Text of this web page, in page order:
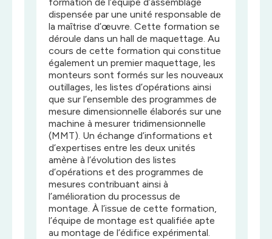
dispensée par une unité responsable de
la maîtrise d’œuvre. Cette formation se
déroule dans un hall de maquettage. Au
cours de cette formation qui constitue
également un premier maquettage, les
monteurs sont formés sur les nouveaux
outillages, les listes d’opérations ainsi
que sur l’ensemble des programmes de
mesure dimensionnelle élaborés sur une
machine à mesurer tridimensionnelle
(MMT). Un échange d’informations et
d’expertises entre les deux unités
amène à l’évolution des listes
d’opérations et des programmes de
mesures contribuant ainsi à
l’amélioration du processus de
montage. À l’issue de cette formation,
l’équipe de montage est qualifiée apte
au montage de l’édifice expérimental.